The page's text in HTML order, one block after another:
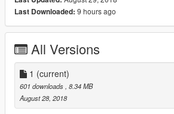
Last Downloaded: 9 hours ago
All Versions
1 (current)
601 downloads, 8.34 MB
August 28, 2018